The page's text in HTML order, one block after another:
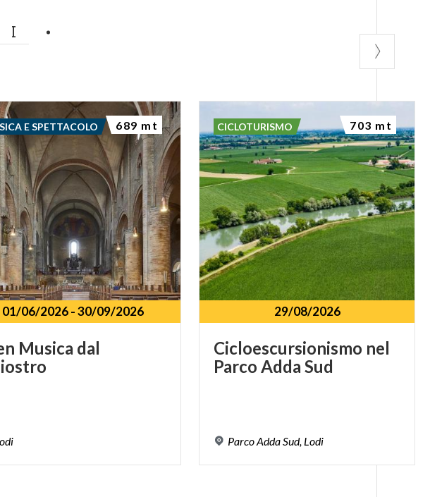
01/06/2026-30/09/2026
Musica dal
E SPETTACOLO 689 mt
29/08/2026
Cicloescursionismo nel
Parco Adda Sud
ParcoAddaSud, Lodi
CICLOTURISMO 703 mt